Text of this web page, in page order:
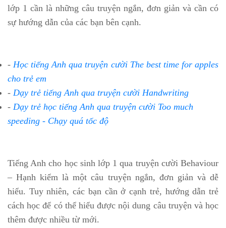
lớp 1 cần là những câu truyện ngắn, đơn giản và cần có
sự hướng dẫn của các bạn bên cạnh.
-Học tiếng Anh qua truyện cười The best time for apples
cho trẻ em
- Dạy trẻ tiếng Anh qua truyện cười Handwriting
- Dạy trẻ học tiếng Anh qua truyện cười Too much
speeding - Chạy quá tốc độ
Tiếng Anh cho học sinh lớp 1 qua truyện cười Behaviour
– Hạnh kiểm là một câu truyện ngắn, đơn giản và dễ
hiểu. Tuy nhiên, các bạn cần ở cạnh trẻ, hướng dẫn trẻ
cách học để có thể hiểu được nội dung câu truyện và học
thêm được nhiều từ mới.